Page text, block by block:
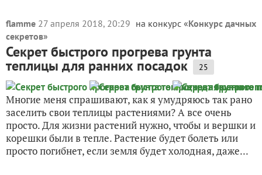
flamme 27 апреля 2018, 20:29 на конкурс «Конкурс дачных
секретов»
Секрет быстрого прогрева грунта
теплицы для ранних посадок 25
Многие меня спрашивают, как я умудряюсь так рано
заселить свои теплицы растениями? А все очень
просто. Для жизни растений нужно, чтобы и вершки и
корешки были в тепле. Растение будет болеть или
просто погибнет, если земля будет холодная, даже...